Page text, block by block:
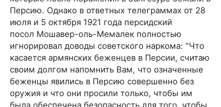
Персию. Однако в ответных телеграммах от 28
июля и 5 октября 1921 года персидский
посол Мошавер-оль-Мемалек полностью
игнорировал доводы советского наркома: "Что
касается армянских беженцев в Персии, считаю
своим долгом на­помнить Вам, что означенные
беженцы явились в Персию совершенно без
оружия и что они просили только, чтобы им
была обеспечена безопасность для того, чтобы